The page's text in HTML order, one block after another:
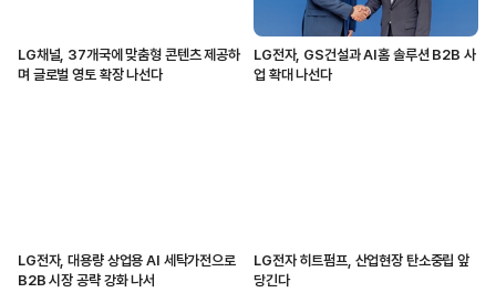
LG채널, 37개국에 맞춤형 콘텐츠 제공하
며 글로벌 영토 확장 나선다
LG전자, GS건설과 AI홈 솔루션 B2B 사
업 확대 나선다
LG전자, 대용량 상업용 AI 세탁가전으로
B2B 시장 공략 강화 나서
LG전자 히트펌프, 산업현장 탄소중립 앞
당긴다